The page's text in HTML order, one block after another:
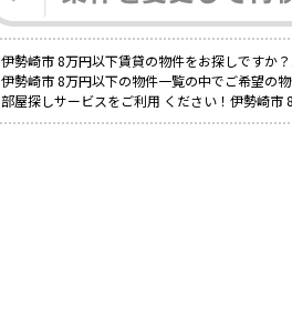
伊勢崎市 8万円以下賃貸の物件をお探しですか
伊勢崎市 8万円以下の物件一覧の中でご希望の
部屋探しサービスをご利用 ください！伊勢崎市